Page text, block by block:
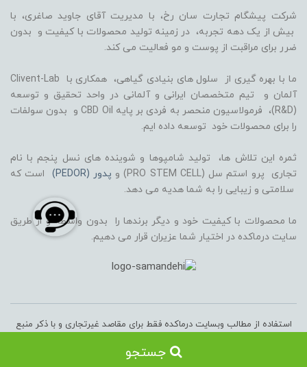
شرکت پیشگام تجارت سان رخ، با مدیریت آقای جاوید صاغری، با
بیش از یک دهه تجربه، در زمینه تولید محصولات با کیفیت و بدون
ضرر برای مراقبت از پوست و مو فعالیت می کند.
ما با بهره گیری از سلول های بنیادی گیاهی، همکاری با Clivent-Lab
آلمان و تیم متخصصان ایرانی و آلمانی در واحد تحقیق و توسعه
(R&D)، فرمولاسیون منحصر به فردی بر پایه CBD Oil و بدون سولفات
را برای محصولات خود توسعه داده ایم.
ثمره این تلاش ها، تولید شامپوها و شوینده های نسل پنجم با نام
تجاری پرو استم سل (PRO STEM CELL) و
پدور (PEDOR)
است که
سلامتی و زیبایی را به شما هدیه می دهد.
ما محصولات با کیفیت خود و دیگر برندها را بدون واسطه و از طریق
سایت درماکده در اختیار شما عزیران قرار می دهیم.
استفاده از مطالب وبسایت درماکده فقط برای مقاصد غیرتجاری و با ذکر منبع
تجارت سان رخ به مدیریت آقای جاوید صاغری می‌باشد